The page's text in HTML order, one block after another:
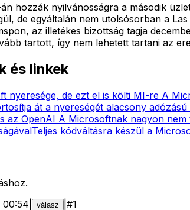
hozzák nyilvánosságra a második
de egyáltalán nem utolsósorban a
az illetékes bizottság tagja
tartott, így nem lehetett tartani az
és linkek
nyeresége, de ezt el is költi MI-re A
át a nyereségét alacsony
az OpenAI A Microsoftnak nagyon
Teljes kódváltásra készül a
00:54 válasz #1